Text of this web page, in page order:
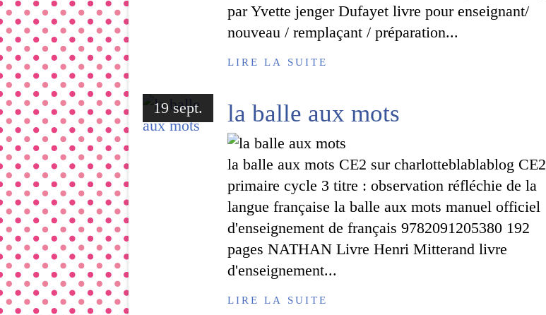
par Yvette jenger Dufayet livre pour enseignant/
nouveau / remplaçant / préparation...
LIRE LA SUITE
19 sept. la balle aux mots
la balle aux mots CE2 sur charlotteblablablog CE2
primaire cycle 3 titre : observation réfléchie de la
langue française la balle aux mots manuel officiel
d'enseignement de français 9782091205380 192
pages NATHAN Livre Henri Mitterand livre
d'enseignement...
LIRE LA SUITE